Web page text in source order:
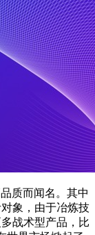
质而闻名。其中
象，由于冶炼技
战术型产品，比